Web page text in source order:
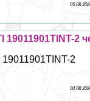
05 08
19011901TINT-2
2
04 08